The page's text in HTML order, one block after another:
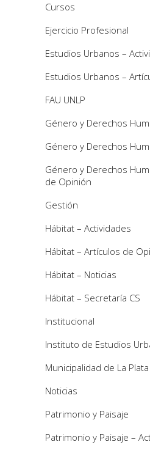
Cursos
Ejercicio Profesional
Estudios Urbanos –
Estudios Urbanos –
FAU UNLP
Género y Derechos
Género y Derechos
Género y Derechos
de Opinión
Gestión
Hábitat – Actividades
Hábitat – Artículos de
Hábitat – Noticias
Hábitat – Secretaría CS
Institucional
Instituto de Estudios
Municipalidad de La Plata
Noticias
Patrimonio y Paisaje
Patrimonio y Paisaje –